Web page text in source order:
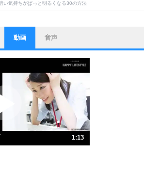
い気持ちがぱっと明るくなる30の方法
ストレス対策
人と比べない。
っそのこと、他人を見ない。
いらいらしない人になる30の方法
プラス思考
ポジティブになれない原因は、行動しないから。
ポジティブ思考になる30の方法
生、なんとかなるもの。
楽に生きる30の方法
動画 音声
1:13